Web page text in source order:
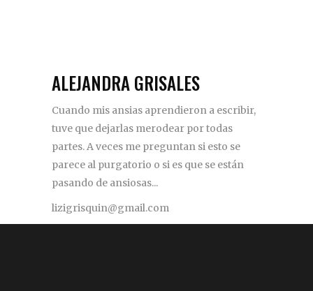
ALEJANDRA GRISALES
Cuando mis ansias aprendieron a escribir,
tuve que dejarlas merodear por todas
partes. A veces me preguntan si esto se
parece al purgatorio o si es que se están
pasando de ansiosas...
lizigrisquin@gmail.com